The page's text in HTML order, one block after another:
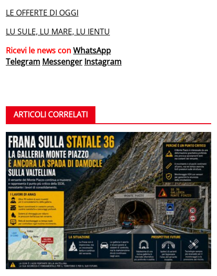
LE OFFERTE DI OGGI
LU SULE, LU MARE, LU IENTU
Ricevi le news conWhatsApp
Telegram Messenger Instagram
ARTICOLI CORRELATI